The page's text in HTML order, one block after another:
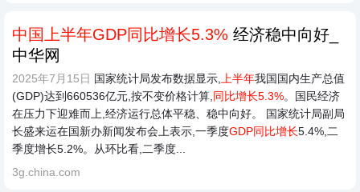
中国上半年GDP同比增长5.3% 经济稳中向好_
中华网
2025年7月15日 国家统计局发布数据显示,上半年我国国内生产总值
(GDP)达到660536亿元,按不变价格计算,同比增长5.3%。国民经济
在压力下迎难而上,经济运行总体平稳、稳中向好。 国家统计局副局
长盛来运在国新办新闻发布会上表示,一季度GDP同比增长5.4%,二
季度增长5.2%。从环比看,二季度...
3g.china.com